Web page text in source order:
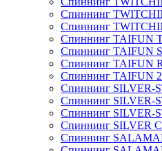
Спиннинг
Спиннинг
Спиннинг TAIFUN
Спиннинг TAIFUN
Спиннинг TAIFUN
Спиннинг TAIFUN
Спиннинг SILVER-
Спиннинг SILVER-
Спиннинг SILVER-
Спиннинг SILVER
Спиннинг